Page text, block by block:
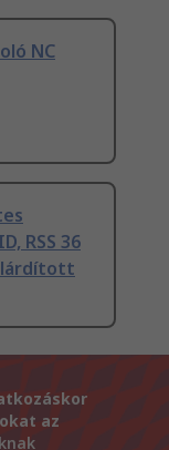
NC
RSS 36
az